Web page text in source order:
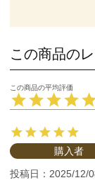
この商品の
購入者
投稿日 2025/12/